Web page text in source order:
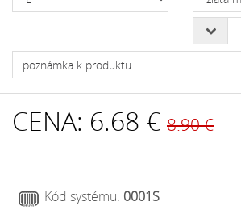
CENA: 6.68 € 8.90 €
Kód systému: 0001S